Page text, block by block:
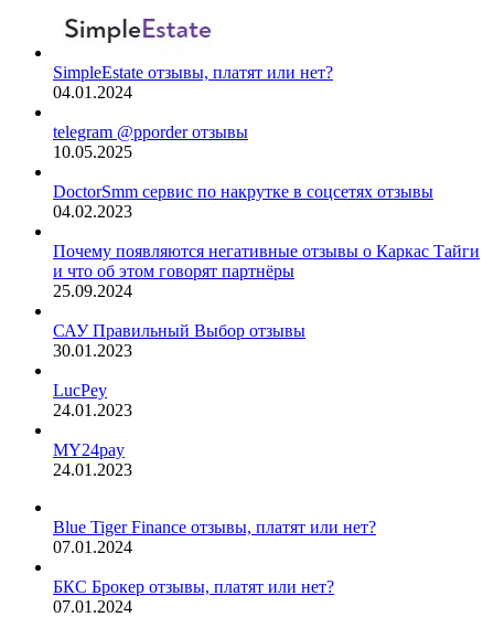
SimpleEstate отзывы, платят или нет?
04.01.2024
telegram @pporder отзывы
10.05.2025
DoctorSmm сервис по накрутке в соцсетях отзывы
04.02.2023
Почему появляются негативные отзывы о Каркас Тайги
и что об этом говорят партнёры
25.09.2024
САУ Правильный Выбор отзывы
30.01.2023
LucPey
24.01.2023
MY24pay
24.01.2023
Blue Tiger Finance отзывы, платят или нет?
07.01.2024
БКС Брокер отзывы, платят или нет?
07.01.2024